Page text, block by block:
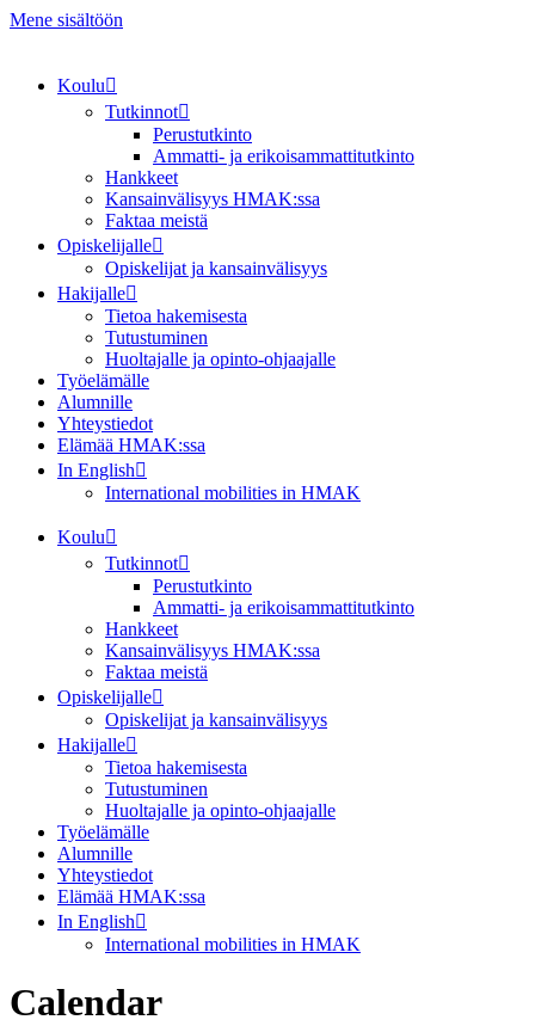
Mene sisältöön
Koulu
Tutkinnot
Perustutkinto
Ammatti- ja erikoisammattitutkinto
Hankkeet
Kansainvälisyys HMAK:ssa
Faktaa meistä
Opiskelijalle
Opiskelijat ja kansainvälisyys
Hakijalle
Tietoa hakemisesta
Tutustuminen
Huoltajalle ja opinto-ohjaajalle
Työelämälle
Alumnille
Yhteystiedot
Elämää HMAK:ssa
In English
International mobilities in HMAK
Koulu
Tutkinnot
Perustutkinto
Ammatti- ja erikoisammattitutkinto
Hankkeet
Kansainvälisyys HMAK:ssa
Faktaa meistä
Opiskelijalle
Opiskelijat ja kansainvälisyys
Hakijalle
Tietoa hakemisesta
Tutustuminen
Huoltajalle ja opinto-ohjaajalle
Työelämälle
Alumnille
Yhteystiedot
Elämää HMAK:ssa
In English
International mobilities in HMAK
Calendar